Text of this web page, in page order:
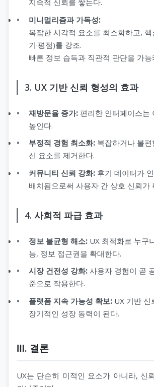
지속적 신뢰를 쌓는다.
미니멀리즘과 가독성:
복잡한 시각적 요소를 최소화하고, 핵
기·평점)를 강조.
빠른 정보 습득과 직관적 판단을 가능
3. UX 기반 신뢰 형성의 효과
재방문율 증가: 편리한 인터페이스는
높인다.
부정적 경험 최소화: 복잡하거나 불
신 요소를 제거한다.
커뮤니티 신뢰 강화: 후기 데이터가
배치됨으로써 사용자 간 상호 신뢰가
4. 사회적 파급 효과
정보 불균형 해소: UX 최적화로 누구
능, 정보 접근권을 확대한다.
시장 건전성 강화: 사용자 경험이 곧
준으로 작용한다.
플랫폼 지속 가능성 확보: UX 기반 신
장기적인 성장 동력이 된다.
Ⅲ. 결론
UX는 단순히 미적인 요소가 아니라, 신